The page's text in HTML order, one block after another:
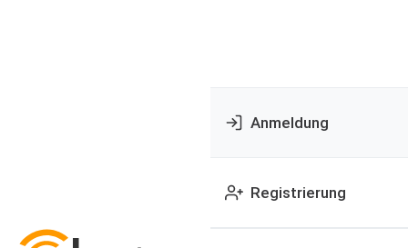
Anmeldung
Registrierung